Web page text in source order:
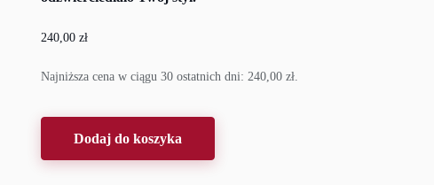
240,00zł
Najniższa cena w ciągu 30 ostatnich dni:240,00zł.
Dodaj do koszyka